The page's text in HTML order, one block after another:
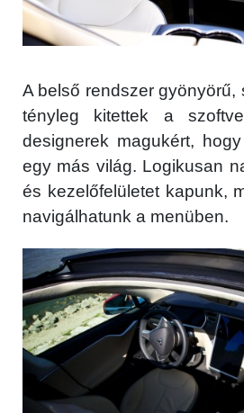
A belső rendszer gyönyörű,
tényleg kitettek a
designerek magukért,
egy más világ. Logikusan
és kezelőfelületet kapunk,
navigálhatunk a menüben.